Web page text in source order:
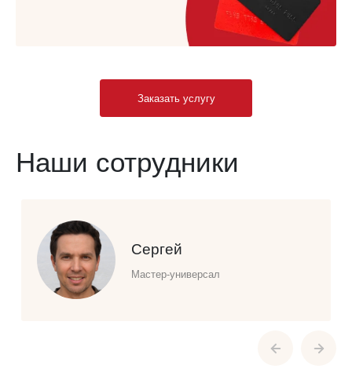
Заказать услугу
Наши сотрудники
Сергей
Мастер-универсал